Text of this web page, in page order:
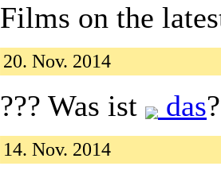
Films on the
20. Nov. 2014
??? Was ist das
14. Nov. 2014